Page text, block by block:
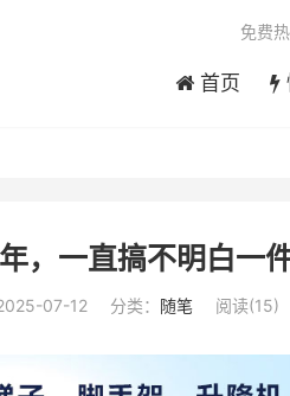
首页
免费
，一直搞不明白一
07-12 分类： 随笔 阅读(15)